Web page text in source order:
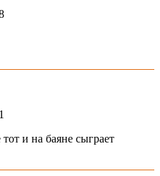
и на баяне сыграет